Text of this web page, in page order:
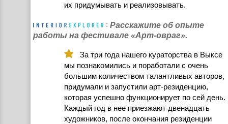
их придумывать и реализовывать.
Расскажите об опыте
работы на фестивале «Арт-овраг».
За три года нашего кураторства в Выксе
мы познакомились и поработали с очень
большим количеством талантливых авторов,
придумали и запустили арт-резиденцию,
которая успешно функционирует по сей день.
Каждый год в нее приезжают двенадцать
художников, после окончания резиденции